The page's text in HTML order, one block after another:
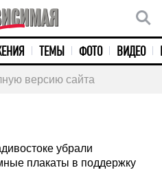
ТЕМЫ ФОТО ВИДЕО
версию сайта
убрали
плакаты в поддержку